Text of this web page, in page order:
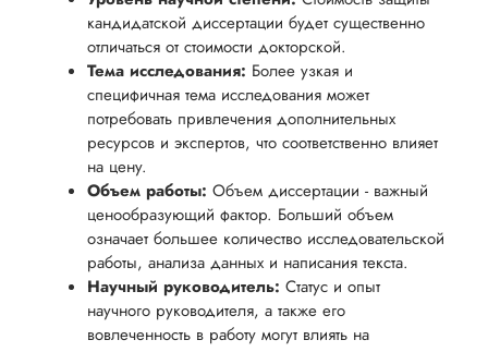
презентации
и речи
перед
защитой.
Наша
цель -
обеспечить
вам
уверенность
в своей
работе и
помочь
сумма
будет
возвращена
заказчику.
стремимся
осуществлять
процесс
возврата
способом,
удобным
для вас,
обсудим
и
договоримся
о сроках
выполнения,
чтобы
учесть
все
аспекты
написания
работы.
кандидатской диссертации будет существенно
отличаться от стоимости докторской.
Тема исследования: Более узкая и
специфичная тема исследования может
потребовать привлечения дополнительных
ресурсов и экспертов, что соответственно влияет
на цену.
Объем работы: Объем диссертации - важный
ценообразующий фактор. Больший объем
означает большее количество исследовательской
работы, анализа данных и написания текста.
Научный руководитель: Статус и опыт
научного руководителя, а также его
вовлеченность в работу могут влиять на